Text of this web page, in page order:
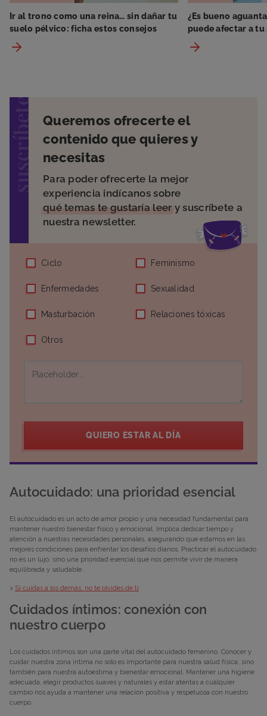
Ir al trono como una reina… sin dañar tu
suelo pélvico: ficha estos consejos
¿Es bueno
puede afectar a
Queremos ofrecerte el
contenido que quieres y
necesitas
Para poder ofrecerte la mejor
experiencia indícanos sobre
qué temas te gustaría leer y suscríbete a
nuestra newsletter.
Ciclo Feminismo
Enfermedades Sexualidad
Masturbación Relaciones tóxicas
Otros
QUIERO ESTAR AL DÍA
Autocuidado: una prioridad esencial
El autocuidado es un acto de amor propio y una necesidad fundamental para
mantener nuestro bienestar físico y emocional. Implica dedicar tiempo y
atención a nuestras necesidades personales, asegurando que estamos en las
mejores condiciones para enfrentar los desafíos diarios. Practicar el autocuidado
no es un lujo, sino una prioridad esencial que nos permite vivir de manera
equilibrada y saludable.
> Si cuidas a los demás, no te olvides de ti
Cuidados íntimos: conexión con
nuestro cuerpo
Los cuidados íntimos son una parte vital del autocuidado femenino. Conocer y
cuidar nuestra zona íntima no solo es importante para nuestra salud física, sino
también para nuestra autoestima y bienestar emocional. Mantener una higiene
adecuada, elegir productos suaves y naturales y estar atentas a cualquier
cambio nos ayuda a mantener una relación positiva y respetuosa con nuestro
cuerpo.